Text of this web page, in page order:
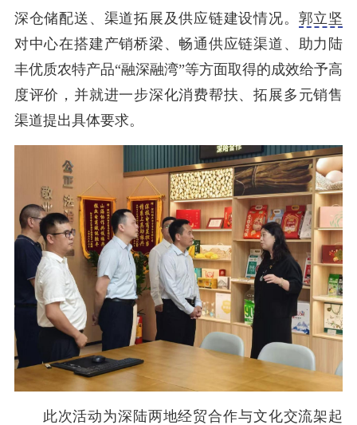
深仓储配送、渠道拓展及供应链建设情况。 郭立坚
对中心在搭建产销桥梁、畅通供应链渠道、助力陆
丰优质农特产品“融深融湾”等方面取得的成效给予高
度评价，并就进一步深化消费帮扶、拓展多元销售
渠道提出具体要求。
此次活动为深陆两地经贸合作与文化交流架起